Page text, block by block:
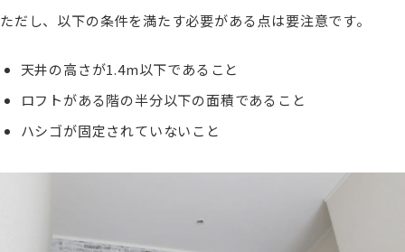
ただし、以下の条件を満たす必要がある点は要注意です。
天井の高さが1.4m以下であること
ロフトがある階の半分以下の面積であること
ハシゴが固定されていないこと